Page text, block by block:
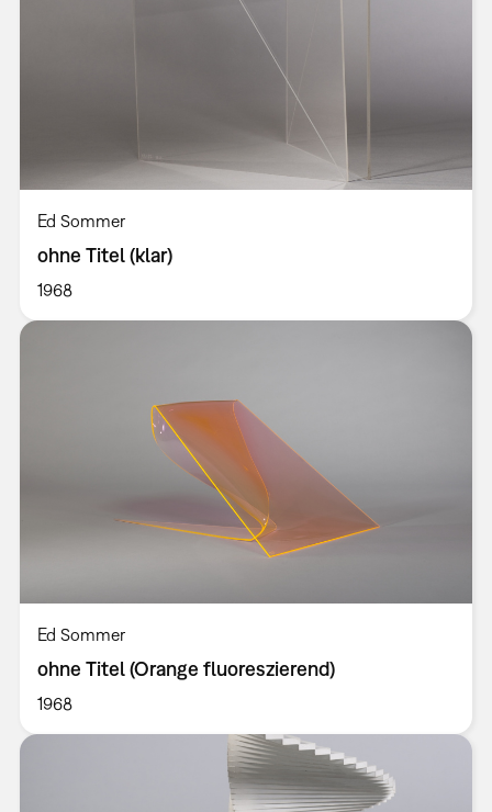
Ed Sommer
ohne Titel (klar)
1968
Ed Sommer
ohne Titel (Orange fluoreszierend)
1968